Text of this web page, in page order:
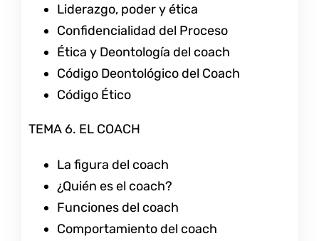
Liderazgo, poder y ética
Confidencialidad del Proceso
Ética y Deontología del coach
Código Deontológico del Coach
Código Ético
TEMA 6. EL COACH
La figura del coach
¿Quién es el coach?
Funciones del coach
Comportamiento del coach